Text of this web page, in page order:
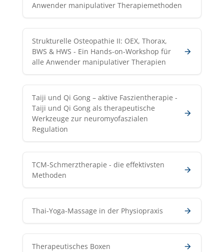
Anwender manipulativer Therapiemethoden
Strukturelle Osteopathie II: OEX, Thorax,
BWS & HWS - Ein Hands-on-Workshop für
alle Anwender manipulativer Therapien
Taiji und Qi Gong – aktive Faszientherapie -
Taiji und Qi Gong als therapeutische
Werkzeuge zur neuromyofaszialen
Regulation
TCM-Schmerztherapie - die effektivsten
Methoden
Thai-Yoga-Massage in der Physiopraxis
Therapeutisches Boxen